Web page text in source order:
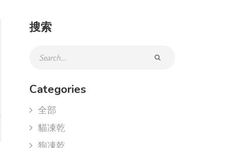
搜索
Categories
全部
貓凍乾
狗凍乾